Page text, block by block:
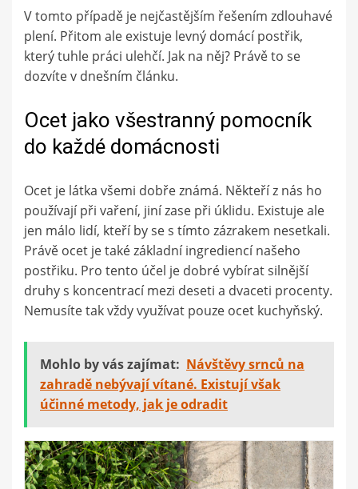
V tomto případě je nejčastějším řešením zdlouhavé
plení. Přitom ale existuje levný domácí postřik,
který tuhle práci ulehčí. Jak na něj? Právě to se
dozvíte v dnešním článku.
Ocet jako všestranný pomocník
do každé domácnosti
Ocet je látka všemi dobře známá. Někteří z nás ho
používají při vaření, jiní zase při úklidu. Existuje ale
jen málo lidí, kteří by se s tímto zázrakem nesetkali.
Právě ocet je také základní ingrediencí našeho
postřiku. Pro tento účel je dobré vybírat silnější
druhy s koncentrací mezi deseti a dvaceti procenty.
Nemusíte tak vždy využívat pouze ocet kuchyňský.
Mohlo by vás zajímat: Návštěvy srnců na
zahradě nebývají vítané. Existují však
účinné metody, jak je odradit